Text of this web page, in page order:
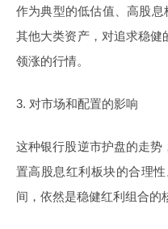
作为典型的低估值、高股
其他大类资产，对追求稳
领涨的行情。
3. 对市场和配置的影响
这种银行股逆市护盘的走
置高股息红利板块的合理
间，依然是稳健红利组合的